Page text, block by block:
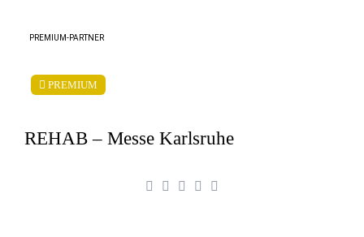
PREMIUM-PARTNER
PREMIUM
REHAB – Messe Karlsruhe